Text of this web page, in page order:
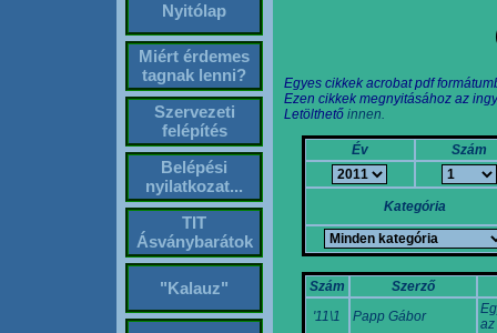
Nyitólap
Miért érdemes
tagnak lenni?
Szervezeti
felépítés
Belépési
nyilatkozat...
TIT
Ásványbarátok
"Kalauz"
Egyes cikkek acrobat pdf
Ezen cikkek megnyitásához az
Letölthető innen.
Év Szám
Kategória
Szám
Szerző
'11\1
Papp Gábor
az